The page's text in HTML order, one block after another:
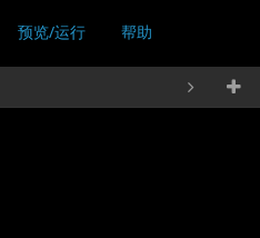
预览/运行 帮助